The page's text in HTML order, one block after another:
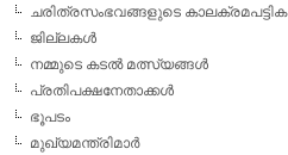
ചരിത്രസംഭവങ്ങളുടെ കാലക്രമപട്ടിക
ജില്ലകള്‍
നമ്മുടെ കടല്‍ മത്സ്യങ്ങള്‍
പ്രതിപക്ഷനേതാക്കള്‍
ഭൂപടം
മുഖ്യമന്ത്രിമാര്‍